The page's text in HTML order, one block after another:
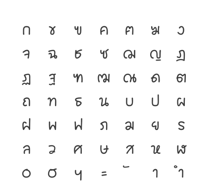
ก ข ฃ ค ฅ ฆ
ง
จ
ฉ ช ซ ฌ ญ
ฎ
ฏ
ฐ ฑ ฒ ณ ด
ต
ถ
ท ธ น บ ป
ผ
ฝ
พ ฟ ภ ม ย
ร
ล
ว ศ ษ ส ห
ฬ
อ
ฮ ฯ ะ า
ำ